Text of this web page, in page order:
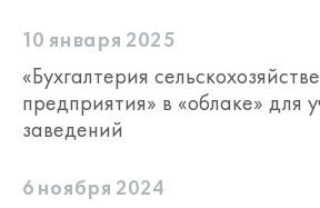
10 января 2025
«Бухгалтерия
предприятия» в «облаке» для
заведений
6 ноября 2024